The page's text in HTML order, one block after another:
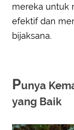
mereka untuk
efektif dan
bijaksana.
Punya
yang Baik